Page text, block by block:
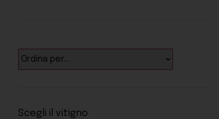
Scegli il vitigno